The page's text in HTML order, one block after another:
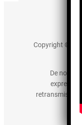
Copyright ©
De no
retransmisión,